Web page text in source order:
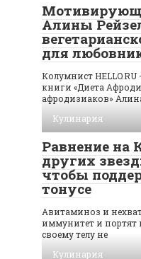
Алины
для
Колумнист
книги «Диета
афродизиаков»
Кулинария
Равнение на
других
чтобы
тонусе
Авитаминоз и
иммунитет и портят
своему телу не
Кулинария